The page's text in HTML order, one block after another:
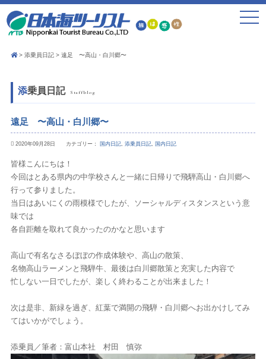
toggle
添乗員日記 遠足 〜高山・白川郷〜
添乗員日記 Staffblog
遠足 〜高山・白川郷〜
2020年09月28日 カテゴリー： 国内日記, 添乗員日記, 国内日記
皆様こんにちは！
今回はとある県内の中学校さんと一緒に日帰りで飛騨高山・白川郷へ
行って参りました。
当日はあいにくの雨模様でしたが、ソーシャルディスタンスという意
味では
各自距離を取れて良かったのかなと思います
高山で有名なさるぼぼの作成体験や、高山の散策、
名物高山ラーメンと飛騨牛、最後は白川郷散策と充実した内容で
忙しない一日でしたが、楽しく終わることが出来ました！
次は是非、新緑を過ぎ、紅葉で満開の飛騨・白川郷へお出かけしてみ
てはいかがでしょう。
添乗員／筆者：富山本社 村田 慎弥